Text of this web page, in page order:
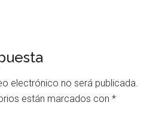
electrónico no será publicada.
están marcados con*